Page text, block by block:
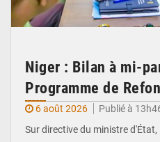
Niger : Bilan à mi-
Programme de
6 août 2026
Publié à
Sur directive du ministre